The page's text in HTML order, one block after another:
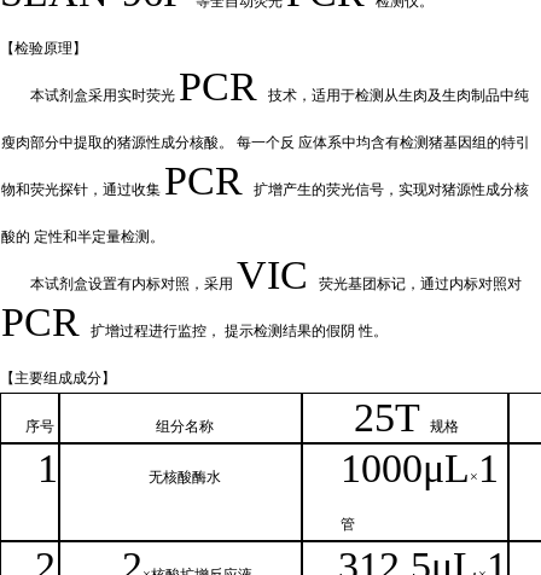
【检验原理】
本试剂盒采用实时荧光 PCR 技术，适用于检测从生肉及生肉制品中纯
瘦肉部分中提取的猪源性成分核酸。 每一个反 应体系中均含有检测猪基因组的特引
物和荧光探针，通过收集 PCR 扩增产生的荧光信号，实现对猪源性成分核
酸的 定性和半定量检测。
本试剂盒设置有内标对照，采用 VIC 荧光基团标记，通过内标对照对
PCR 扩增过程进行监控， 提示检测结果的假阴 性。
【主要组 成成分】
序号 组分名称 25T 规格
1 无核酸酶水 1000μL × 1
管